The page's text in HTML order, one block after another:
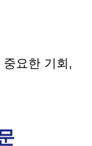
요한 기회,